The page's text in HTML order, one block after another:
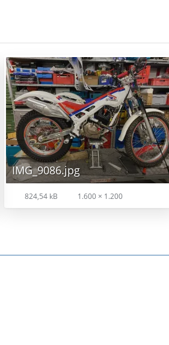
IMG_9086.jpg
824,54 kB 1.600 × 1.200